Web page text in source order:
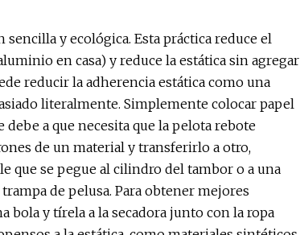
y ecológica. Esta práctica reduce el
en casa) y reduce la estática sin agregar
reducir la adherencia estática como una
literalmente. Simplemente colocar papel
a que necesita que la pelota rebote
de un material y transferirlo a otro,
que se pegue al cilindro del tambor o a una
de pelusa. Para obtener mejores
bola y tírela a la secadora junto con la ropa